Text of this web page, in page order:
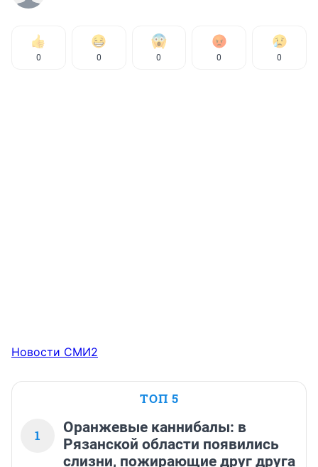
0 0 0 0 0
Новости СМИ2
ТОП 5
1
Оранжевые каннибалы: в
Рязанской области появились
слизни, пожирающие друг друга